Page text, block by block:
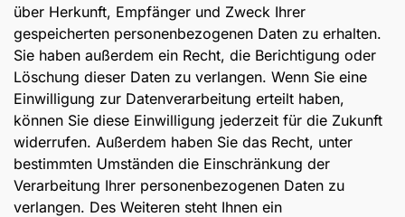
über Herkunft, Empfänger und Zweck Ihrer
gespeicherten personenbezogenen Daten zu erhalten.
Sie haben außerdem ein Recht, die Berichtigung oder
Löschung dieser Daten zu verlangen. Wenn Sie eine
Einwilligung zur Datenverarbeitung erteilt haben,
können Sie diese Einwilligung jederzeit für die Zukunft
widerrufen. Außerdem haben Sie das Recht, unter
bestimmten Umständen die Einschränkung der
Verarbeitung Ihrer personenbezogenen Daten zu
verlangen. Des Weiteren steht Ihnen ein